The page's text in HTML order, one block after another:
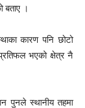
बताए ।
कारण पनि छोटो
भएको क्षेत्र नै
पुनले स्थानीय तहमा